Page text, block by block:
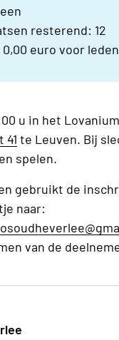
resterend: 12
euro voor leden
u in het
41 te Leuven. Bij
spelen.
gebruikt de
naar:
van de